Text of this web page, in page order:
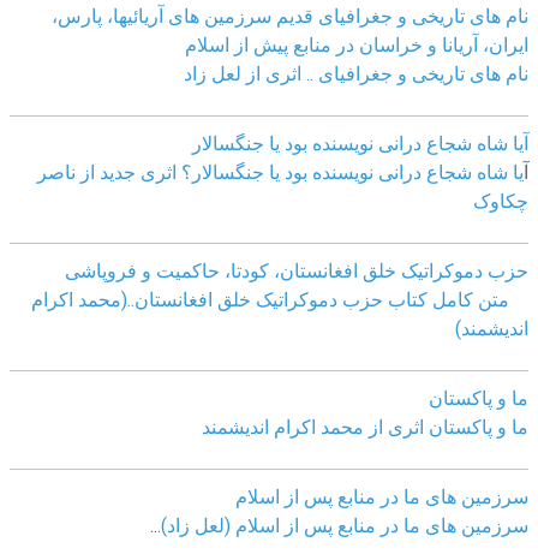
نام های تاریخی و جغرافیای قدیم سرزمین های آریائیها، پارس،
ایران، آریانا و خراسان در منابع پیش از اسلام
نام های تاریخی و جغرافیای .. اثری از لعل زاد
آیا شاه شجاع درانی نویسنده بود یا جنگسالار
آیا شاه شجاع درانی نویسنده بود یا جنگسالار؟ اثری جدید از ناصر
چکاوک
حزب دموکراتیک خلق افغانستان، کودتا، حاکمیت و فروپاشی
متن کامل کتاب حزب دموکراتیک خلق افغانستان..(محمد اکرام
اندیشمند)
ما و پاکستان
ما و پاکستان اثری از محمد اکرام اندیشمند
سرزمین های ما در منابع پس از اسلام
سرزمین های ما در منابع پس از اسلام (لعل زاد)